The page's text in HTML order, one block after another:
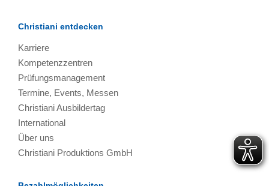
Christiani entdecken
Karriere
Kompetenzzentren
Prüfungsmanagement
Termine, Events, Messen
Christiani Ausbildertag
International
Über uns
Christiani Produktions GmbH